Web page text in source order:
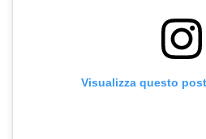
Visualizza questo